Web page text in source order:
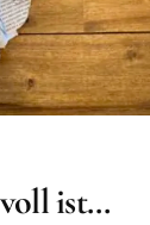
ist…